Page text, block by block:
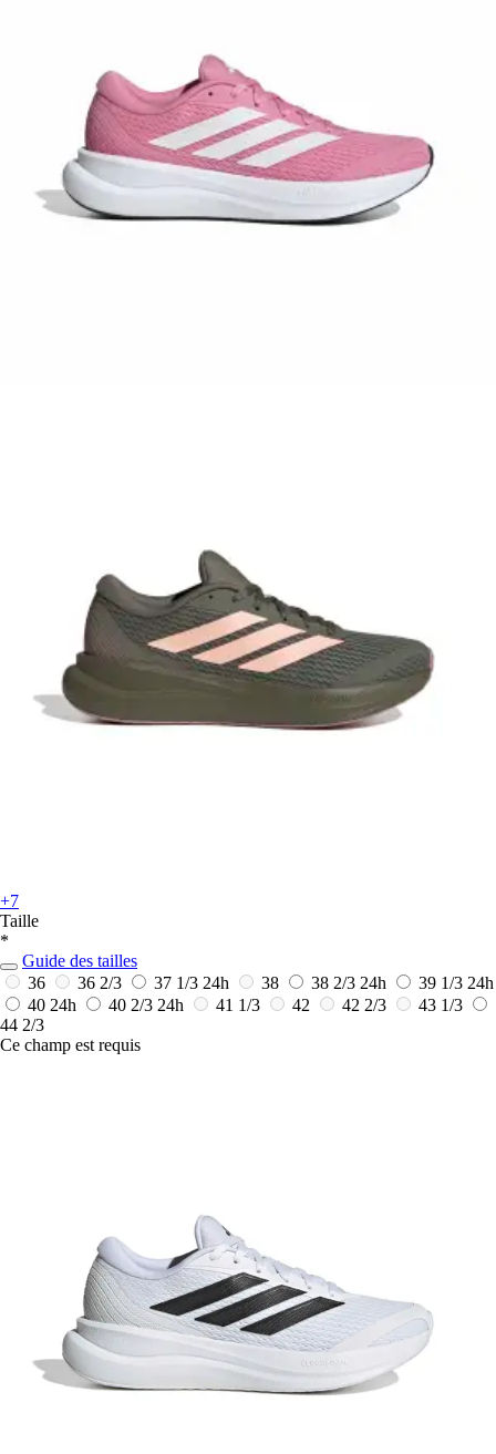
+7
Taille
*
Guide des tailles
36
36 2/3 37 1/3 24h 38 38 2/3 24h 39 1/3 24h
40 24h 40 2/3 24h 41 1/3 42 42 2/3
43 1/3
44 2/3
Ce champ est requis